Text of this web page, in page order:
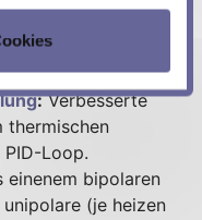
Schätzen der
:Verbesserte
thermischen
Loop.
einenem bipolaren
(je heizen